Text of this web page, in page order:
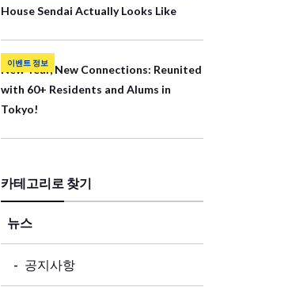
House Sendai Actually Looks Like
이벤트 정보
New Year, New Connections: Reunited
with 60+ Residents and Alums in
Tokyo!
카테고리로 찾기
뉴스
공지사항